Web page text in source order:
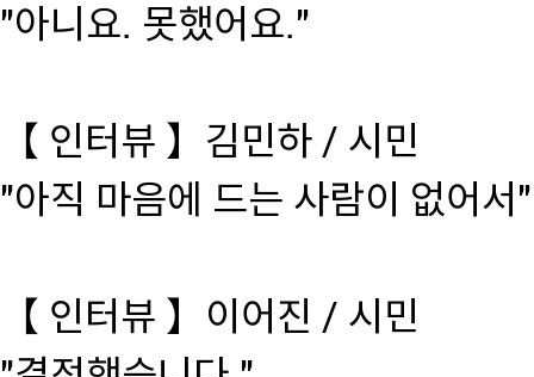
"아니요. 못했어요."
【 인터뷰 】김민하 / 시민
"아직 마음에 드는 사람이 없어서"
【 인터뷰 】이어진 / 시민